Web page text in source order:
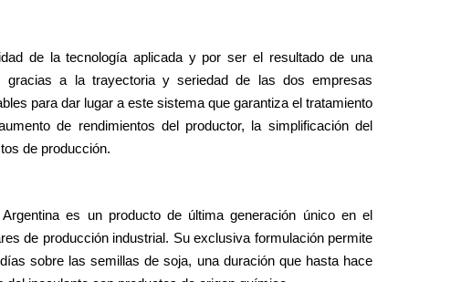
de la tecnología aplicada y por ser el resultado de una
gracias a la trayectoria y seriedad de las dos empresas
para dar lugar a este sistema que garantiza el tratamiento
de rendimientos del productor, la simplificación del
de producción.
es un producto de última generación único en el
de producción industrial. Su exclusiva formulación permite
sobre las semillas de soja, una duración que hasta hace